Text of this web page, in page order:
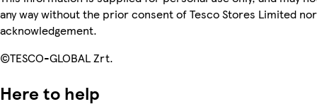
any way without the prior consent of Tesco Stores Limited
acknowledgement.
©TESCO-GLOBAL Zrt.
Here to help